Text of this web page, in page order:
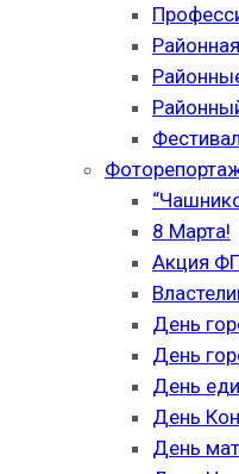
8 Марта!
Акция
День
День
День
День
День